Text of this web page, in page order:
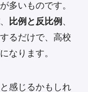
多いものです。
、 比例と反比例 、
るだけで、高校
なります。
感じるかもしれ